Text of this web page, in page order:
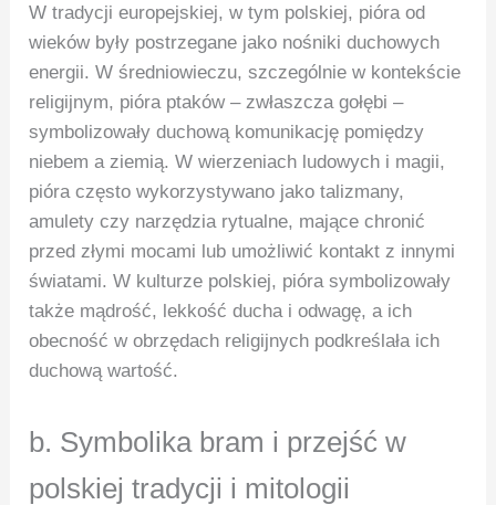
W tradycji europejskiej, w tym polskiej, pióra od
wieków były postrzegane jako nośniki duchowych
energii. W średniowieczu, szczególnie w kontekście
religijnym, pióra ptaków – zwłaszcza gołębi –
symbolizowały duchową komunikację pomiędzy
niebem a ziemią. W wierzeniach ludowych i magii,
pióra często wykorzystywano jako talizmany,
amulety czy narzędzia rytualne, mające chronić
przed złymi mocami lub umożliwić kontakt z innymi
światami. W kulturze polskiej, pióra symbolizowały
także mądrość, lekkość ducha i odwagę, a ich
obecność w obrzędach religijnych podkreślała ich
duchową wartość.
b. Symbolika bram i przejść w
polskiej tradycji i mitologii